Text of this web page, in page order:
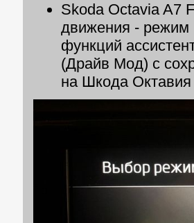
Skoda Octavia A7
движения - режим
функций
(Драйв Мод) с
на Шкода